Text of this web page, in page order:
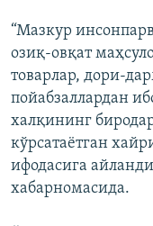
“Мазкур
озиқ-овқат
товарлар, дори-
пойабзаллардан
халқининг
кўрсатаётган
ифодасига
хабарномасида.